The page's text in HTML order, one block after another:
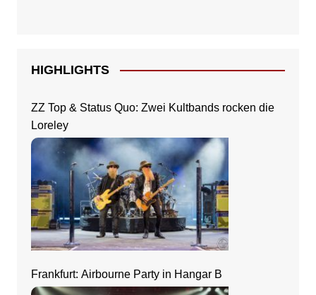
HIGHLIGHTS
ZZ Top & Status Quo: Zwei Kultbands rocken die
Loreley
Frankfurt: Airbourne Party in Hangar B